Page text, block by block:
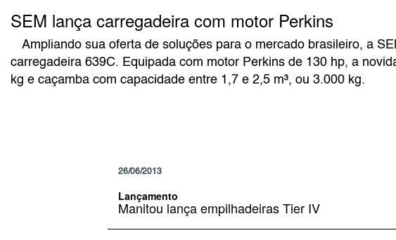
SEM lança carregadeira com motor Perkins
Ampliando sua oferta de soluções para o mercado brasileiro, a
carregadeira 639C. Equipada com motor Perkins de 130 hp, a
kg e caçamba com capacidade entre 1,7 e 2,5 m³, ou 3.000 kg.
26/06/2013
Lançamento
Manitou lança empilhadeiras Tier IV